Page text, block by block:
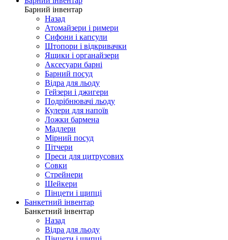
Барний інвентар
Назад
Атомайзери і римери
Сифони і капсули
Штопори і відкривачки
Ящики і органайзери
Аксесуари барні
Барний посуд
Відра для льоду
Гейзери і джигери
Подрібнювачі льоду
Кулери для напоїв
Ложки бармена
Мадлери
Мірний посуд
Пітчери
Преси для цитрусових
Совки
Стрейнери
Шейкери
Пінцети і щипці
Банкетний інвентар
Банкетний інвентар
Назад
Відра для льоду